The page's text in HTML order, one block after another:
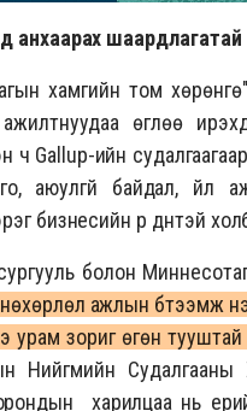
анхаарах шаардлагатай
хамгийн том
өглөө
ч Gallup-ийн
аюулгүй байдал, үйл
бизнесийн үр дүнтэй
болон
ажлын бүтээмж
зориг өгөн тууштай
Судалгааны
харилцаа нь